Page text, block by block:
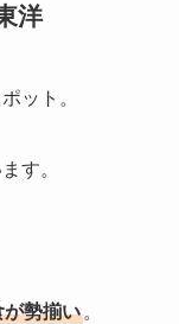
洋
ット。
す。
が勢揃い 。